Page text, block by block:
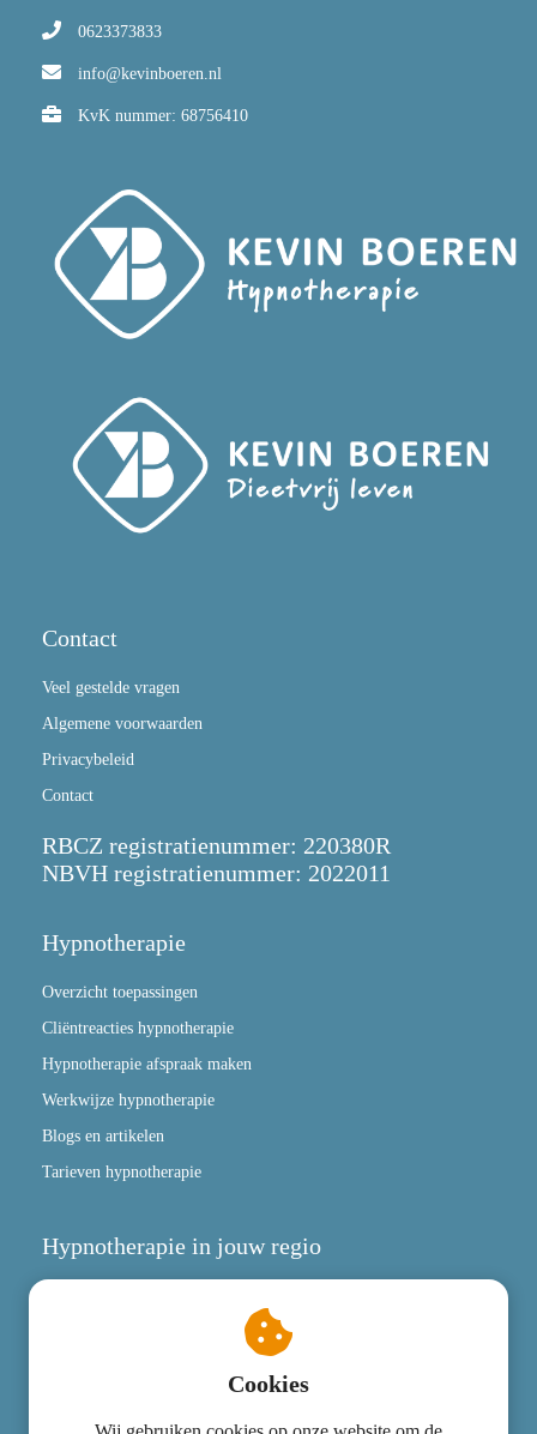
0623373833
info@kevinboeren.nl
KvK nummer: 68756410
Contact
Veel gestelde vragen
Algemene voorwaarden
Privacybeleid
Contact
RBCZ registratienummer: 220380R
NBVH registratienummer: 2022011
Hypnotherapie
Overzicht toepassingen
Cliëntreacties hypnotherapie
Hypnotherapie afspraak maken
Werkwijze hypnotherapie
Blogs en artikelen
Tarieven hypnotherapie
Hypnotherapie in jouw regio
Kevin Boeren Hypnotherapeut
Cookies